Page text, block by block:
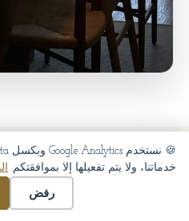
لماذا
خدماتنا، ولا يتم تفعيلها إلا بموافقتكم.
رفض